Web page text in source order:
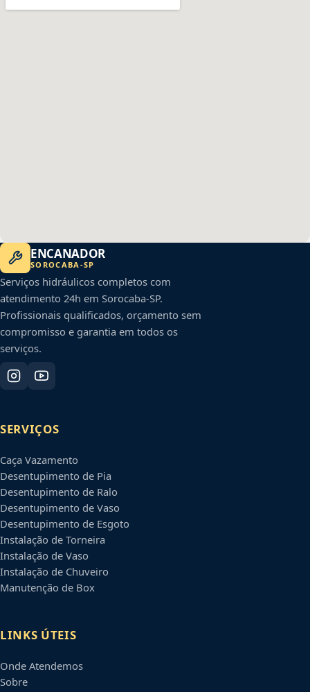
ENCANADOR
SOROCABA -SP
Serviços hidráulicos completos com
atendimento 24h em Sorocaba-SP.
Profissionais qualificados, orçamento sem
compromisso e garantia em todos os
serviços.
SERVIÇOS
Caça Vazamento
Desentupimento de Pia
Desentupimento de Ralo
Desentupimento de Vaso
Desentupimento de Esgoto
Instalação de Torneira
Instalação de Vaso
Instalação de Chuveiro
Manutenção de Box
LINKS ÚTEIS
Onde Atendemos
Sobre